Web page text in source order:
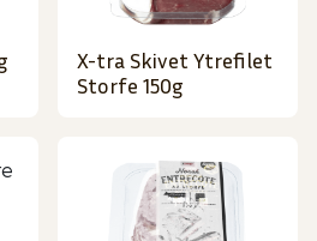
X-tra Skivet Ytrefilet
Storfe 150g